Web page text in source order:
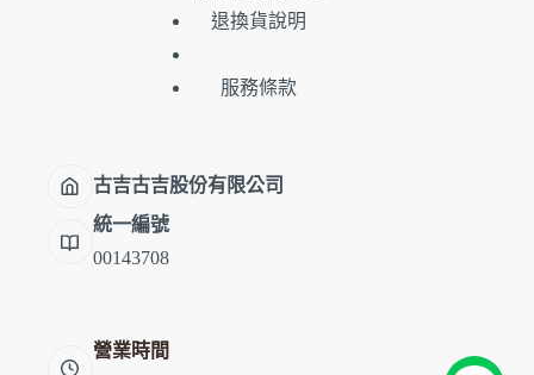
退換貨說明
服務條款
古吉古吉股份有限公司
統一編號
00143708
營業時間